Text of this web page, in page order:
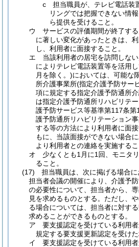
c
担当職員が、テレビ電話装
リングでは把握できない情
ら提供を受けること。
ウ
サービスの評価期間が終了す
に著しい変化があったときは、
し、利用者に面接すること。
エ
当該利用者の居宅を訪問しない
によりテレビ電話装置等を活用
月を除く。)においては、可能な
所介護事業所(指定介護予防サー
項に規定する指定介護予防通所
は指定介護予防通所リハビリテ
護予防サービス等基準第117条
護予防通所リハビリテーション
する等の方法により利用者に面
もに、当該面接ができない場合
より利用者との連絡を実施するこ
オ
少なくとも1月に1回、モニタ
ること。
(17)
担当職員は、次に掲げる場合
担当者会議の開催により、介護予
の必要性について、担当者から、
見を求めるものとする。 ただし、
る場合については、担当者に対す
求めることができるものとする。
ア
要支援認定を受けている利用
規定する要支援更新認定を受け
イ
要支援認定を受けている利用